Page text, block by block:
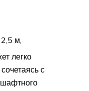
м,
легко
с